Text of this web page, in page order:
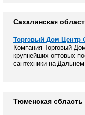
Сахалинская
Торговый Дом Центр
Компания Торговый
крупнейших оптовых
сантехники на
Тюменская область